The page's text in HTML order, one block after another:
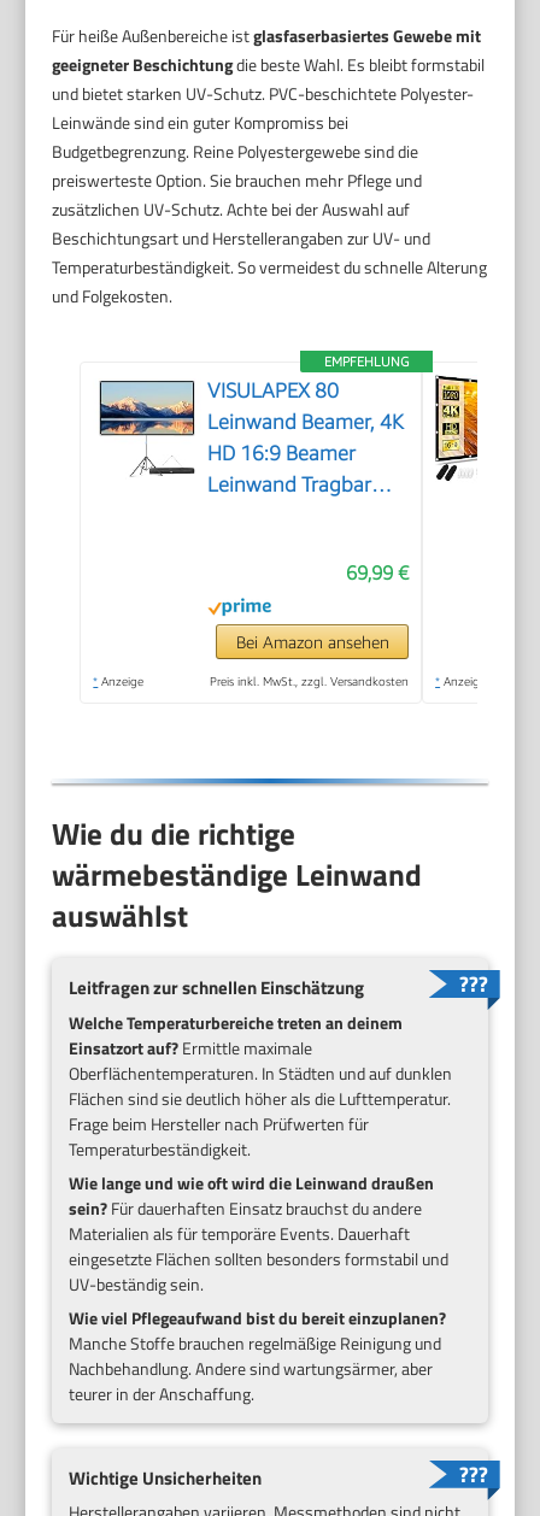
Für heiße Außenbereiche istglasfaserbasiertes Gewebe mit
geeigneter Beschichtungdie beste Wahl. Es bleibt formstabil
und bietet starken UV-Schutz. PVC-beschichtete Polyester-
Leinwände sind ein guter Kompromiss bei
Budgetbegrenzung. Reine Polyestergewebe sind die
preiswerteste Option. Sie brauchen mehr Pflege und
zusätzlichen UV-Schutz. Achte bei der Auswahl auf
Beschichtungsart und Herstellerangaben zur UV- und
Temperaturbeständigkeit. So vermeidest du schnelle Alterung
und Folgekosten.
EMPFEHLUNG
VISULAPEX 80
Leinwand Beamer, 4K
HD 16:9 Beamer
Leinwand Tragbar
Ideal für Heimkino,
Camping und
Freizeitveranstaltungen
69,99 €
Bei Amazon ansehen
* Anzeige Preis inkl. MwSt., zzgl. Versandkosten * Anzeige
Wie du die richtige
wärmebeständige Leinwand
auswählst
Leitfragen zur schnellen Einschätzung
Welche Temperaturbereiche treten an deinem
Einsatzort auf?Ermittle maximale
Oberflächentemperaturen. In Städten und auf dunklen
Flächen sind sie deutlich höher als die Lufttemperatur.
Frage beim Hersteller nach Prüfwerten für
Temperaturbeständigkeit.
Wie lange und wie oft wird die Leinwand draußen
sein?Für dauerhaften Einsatz brauchst du andere
Materialien als für temporäre Events. Dauerhaft
eingesetzte Flächen sollten besonders formstabil und
UV-beständig sein.
Wie viel Pflegeaufwand bist du bereit einzuplanen?
Manche Stoffe brauchen regelmäßige Reinigung und
Nachbehandlung. Andere sind wartungsärmer, aber
teurer in der Anschaffung.
Wichtige Unsicherheiten